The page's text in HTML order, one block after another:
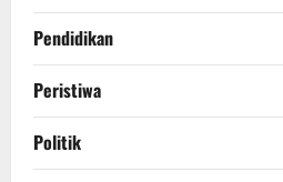
Pendidikan
Peristiwa
Politik